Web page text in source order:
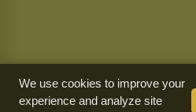
We use cookies to improve your
experience and analyze site